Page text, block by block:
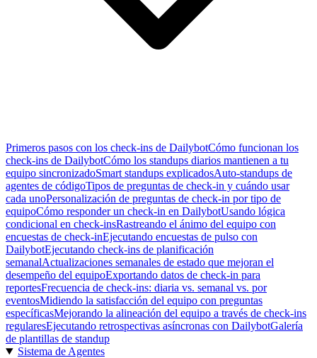
Primeros pasos con los check-ins de DailybotCómo funcionan los
check-ins de DailybotCómo los standups diarios mantienen a tu
equipo sincronizadoSmart standups explicadosAuto-standups de
agentes de códigoTipos de preguntas de check-in y cuándo usar
cada unoPersonalización de preguntas de check-in por tipo de
equipoCómo responder un check-in en DailybotUsando lógica
condicional en check-insRastreando el ánimo del equipo con
encuestas de check-inEjecutando encuestas de pulso con
DailybotEjecutando check-ins de planificación
semanalActualizaciones semanales de estado que mejoran el
desempeño del equipoExportando datos de check-in para
reportesFrecuencia de check-ins: diaria vs. semanal vs. por
eventosMidiendo la satisfacción del equipo con preguntas
específicasMejorando la alineación del equipo a través de check-ins
regularesEjecutando retrospectivas asíncronas con DailybotGalería
de plantillas de standup
Sistema de Agentes